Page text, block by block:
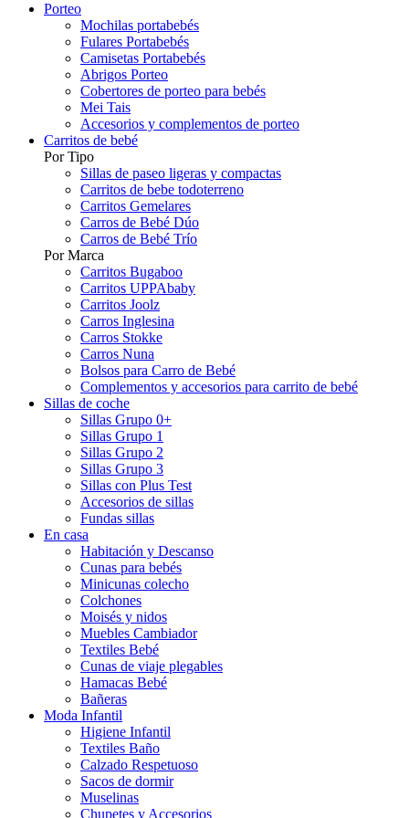
Porteo
Mochilas portabebés
Fulares Portabebés
Camisetas Portabebés
Abrigos Porteo
Cobertores de porteo para bebés
Mei Tais
Accesorios y complementos de porteo
Carritos de bebé
Por Tipo
Sillas de paseo ligeras y compactas
Carritos de bebe todoterreno
Carritos Gemelares
Carros de Bebé Dúo
Carros de Bebé Trío
Por Marca
Carritos Bugaboo
Carritos UPPAbaby
Carritos Joolz
Carros Inglesina
Carros Stokke
Carros Nuna
Bolsos para Carro de Bebé
Complementos y accesorios para carrito de bebé
Sillas de coche
Sillas Grupo 0+
Sillas Grupo 1
Sillas Grupo 2
Sillas Grupo 3
Sillas con Plus Test
Accesorios de sillas
Fundas sillas
En casa
Habitación y Descanso
Cunas para bebés
Minicunas colecho
Colchones
Moisés y nidos
Muebles Cambiador
Textiles Bebé
Cunas de viaje plegables
Hamacas Bebé
Bañeras
Moda Infantil
Higiene Infantil
Textiles Baño
Calzado Respetuoso
Sacos de dormir
Muselinas
Chupetes y Accesorios